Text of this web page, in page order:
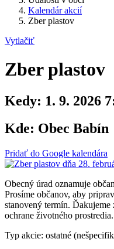
Kalendár akcií
Zber plastov
Vytlačiť
Zber plastov
Kedy: 1. 9. 2026
Kde: Obec Babín
Pridať do Google kalendára
Obecný úrad oznamuje
Prosíme občanov, aby
stanovený termín. Ďakujeme
ochrane životného prostredia.
Typ akcie: ostatné